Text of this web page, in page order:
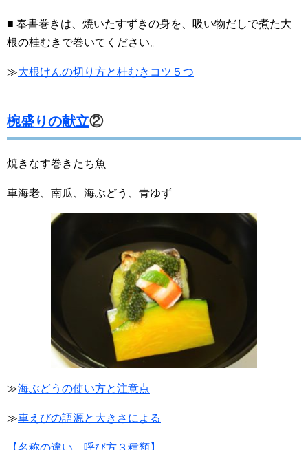
■ 奉書巻きは、焼いたすずきの身を、吸い物だしで煮た大
根の桂むきで巻いてください。
≫大根けんの切り方と桂むきコツ５つ
椀盛りの献立②
焼きなす巻きたち魚
車海老、南瓜、海ぶどう、青ゆず
≫海ぶどうの使い方と注意点
≫車えびの語源と大きさによる
【名称の違い、呼び方３種類】